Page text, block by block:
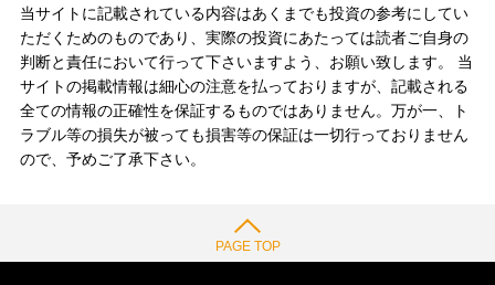
当サイトに記載されている内容はあくまでも投資の参考にしてい
ただくためのものであり、実際の投資にあたっては読者ご自身の
判断と責任において行って下さいますよう、お願い致します。 当
サイトの掲載情報は細心の注意を払っておりますが、記載される
全ての情報の正確性を保証するものではありません。万が一、ト
ラブル等の損失が被っても損害等の保証は一切行っておりません
ので、予めご了承下さい。
PAGE TOP